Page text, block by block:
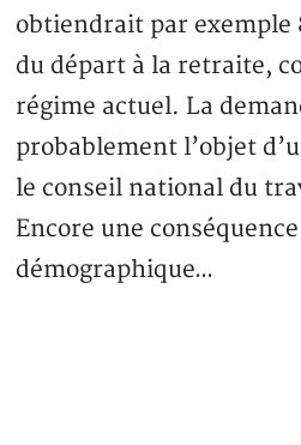
obtiendrait par exemple
du départ à la retraite,
régime actuel. La
probablement l’objet
le conseil national du
Encore une
démographique…